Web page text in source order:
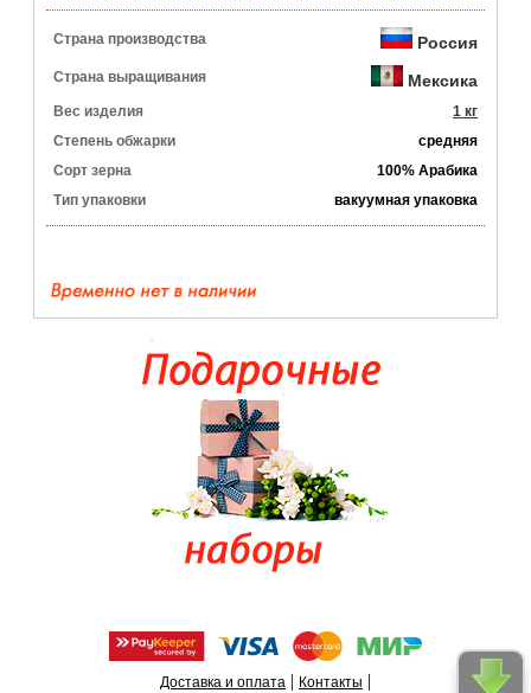
Страна производства Россия
Страна выращивания Мексика
Вес изделия
1 кг
Степень обжарки
средняя
Сорт зерна
100% Арабика
Тип упаковки
вакуумная упаковка
Доставка и оплата | Контакты |